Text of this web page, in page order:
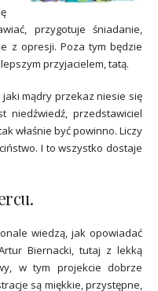
przygotuje śniadanie,
z opresji. Poza tym będzie
przyjacielem, tatą.
jaki mądry przekaz niesie się
niedźwiedź, przedstawiciel
właśnie być powinno. Liczy
I to wszystko dostaje
wiedzą, jak opowiadać
Biernacki, tutaj z lekką
w tym projekcie dobrze
są miękkie, przystępne,